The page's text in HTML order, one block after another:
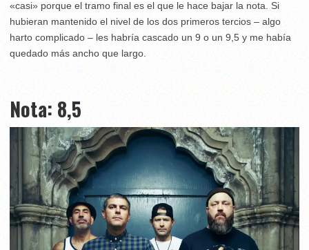
«casi» porque el tramo final es el que le hace bajar la nota. Si
hubieran mantenido el nivel de los dos primeros tercios – algo
harto complicado – les habría cascado un 9 o un 9,5 y me había
quedado más ancho que largo.
Nota: 8,5